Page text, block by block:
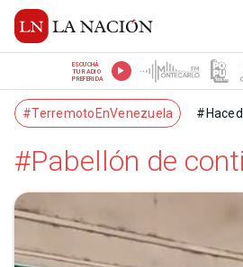
ESCUCHÁ
TU RADIO
PREFERIDA
#TerremotoEnVenezuela
#Pabellón de